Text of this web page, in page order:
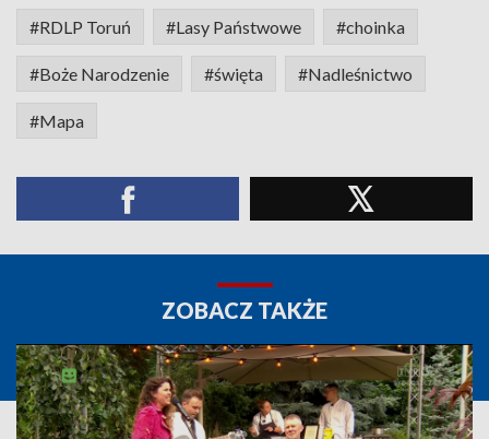
#RDLP Toruń #Lasy Państwowe #choinka
#Boże Narodzenie #święta #Nadleśnictwo
#Mapa
ZOBACZ TAKŻE